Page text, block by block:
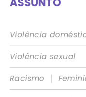
Violência
Violência sexual
Racismo
|